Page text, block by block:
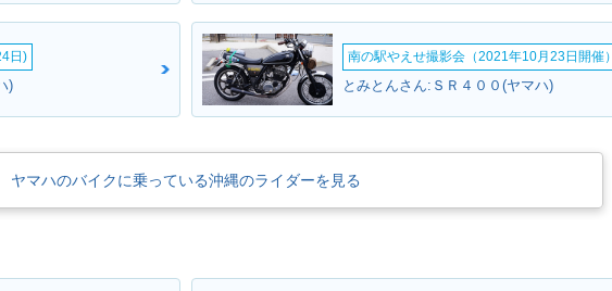
日)
)
南の駅やえせ撮影会（2021年10月23日開催）
とみとんさん:ＳＲ４００(ヤマハ)
ヤマハのバイクに乗っている沖縄のライダーを見る